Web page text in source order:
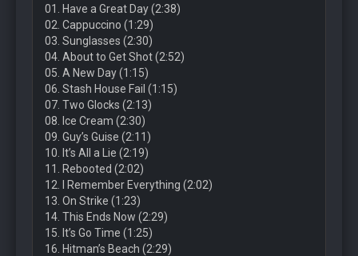
01. Have a Great Day (2:38)
02. Cappuccino (1:29)
03. Sunglasses (2:30)
04. About to Get Shot (2:52)
05. A New Day (1:15)
06. Stash House Fail (1:15)
07. Two Glocks (2:13)
08. Ice Cream (2:30)
09. Guy’s Guise (2:11)
10. It’s All a Lie (2:19)
11. Rebooted (2:02)
12. I Remember Everything (2:02)
13. On Strike (1:23)
14. This Ends Now (2:29)
15. It’s Go Time (1:25)
16. Hitman’s Beach (2:29)